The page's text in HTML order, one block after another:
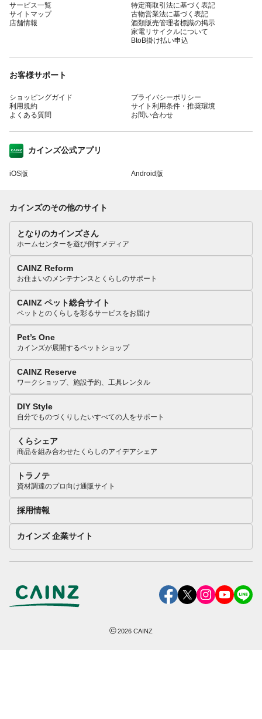
サービス一覧
サイトマップ
店舗情報
特定商取引法に基づく表記
古物営業法に基づく表記
酒類販売管理者標識の掲示
家電リサイクルについて
BtoB掛け払い申込
お客様サポート
ショッピングガイド
利用規約
よくある質問
プライバシーポリシー
サイト利用条件・推奨環境
お問い合わせ
カインズ公式アプリ
iOS版 Android版
カインズのその他のサイト
となりのカインズさん
ホームセンターを遊び倒すメディア
CAINZ Reform
お住まいのメンテナンスとくらしのサポート
CAINZ ペット総合サイト
ペットとのくらしを彩るサービスをお届け
Pet’s One
カインズが展開するペットショップ
CAINZ Reserve
ワークショップ、施設予約、工具レンタル
DIY Style
自分でものづくりしたいすべての人をサポート
くらシェア
商品を組み合わせたくらしのアイデアシェア
トラノテ
資材調達のプロ向け通販サイト
採用情報
カインズ 企業サイト
©2026 CAINZ